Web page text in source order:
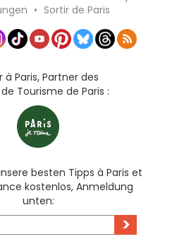
• Sortir de Paris
à Paris, Partner des
Tourisme de Paris :
besten Tipps à Paris et
kostenlos, Anmeldung
unten:
>